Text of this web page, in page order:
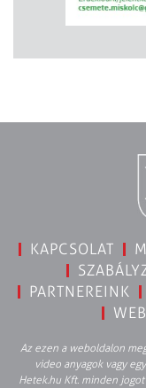
KAPCSOLAT
PARTNEREINK
Az ezen a weboldalon
video anyagok vagy
Hetek.hu Kft. minden